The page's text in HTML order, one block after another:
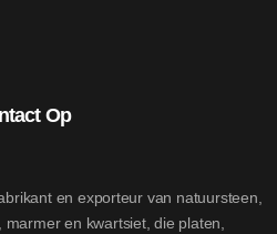
Op
en exporteur van natuursteen,
en kwartsiet, die platen,